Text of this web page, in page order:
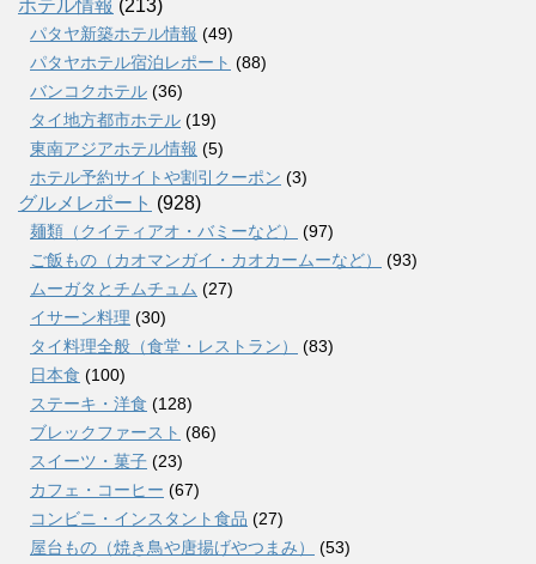
ホテル情報 (213)
パタヤ新築ホテル情報 (49)
パタヤホテル宿泊レポート (88)
バンコクホテル (36)
タイ地方都市ホテル (19)
東南アジアホテル情報 (5)
ホテル予約サイトや割引クーポン (3)
グルメレポート (928)
麺類（クイティアオ・バミーなど）
(97)
ご飯もの（カオマンガイ・カオカームーなど）
(93)
ムーガタとチムチュム (27)
イサーン料理 (30)
タイ料理全般（食堂・レストラン）
(83)
日本食 (100)
ステーキ・洋食 (128)
ブレックファースト (86)
スイーツ・菓子 (23)
カフェ・コーヒー (67)
コンビニ・インスタント食品 (27)
屋台もの（焼き鳥や唐揚げやつまみ）
(53)